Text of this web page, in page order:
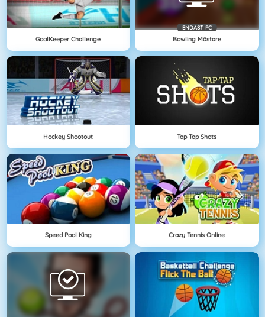
GoalKeeper Challenge
ENDAST PC
Bowling Mästare
Hockey Shootout Tap Tap Shots
Speed Pool King Crazy Tennis Online